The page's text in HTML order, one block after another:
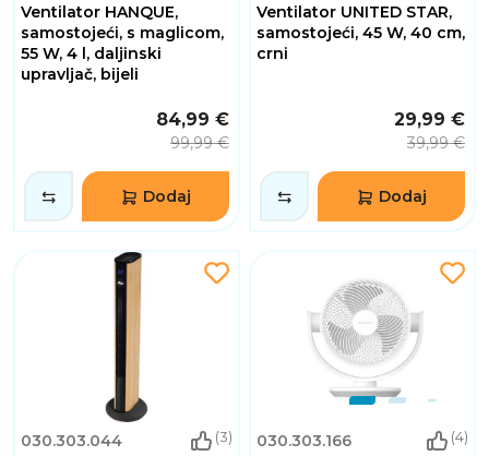
Ventilator HANQUE,
samostojeći, s maglicom,
55 W, 4 l, daljinski
upravljač, bijeli
84,99 €
99,99 €
Dodaj
Ventilator UNITED STAR,
samostojeći, 45 W, 40 cm,
crni
29,99 €
39,99 €
Dodaj
030.303.044 (3) 030.303.166 (4)